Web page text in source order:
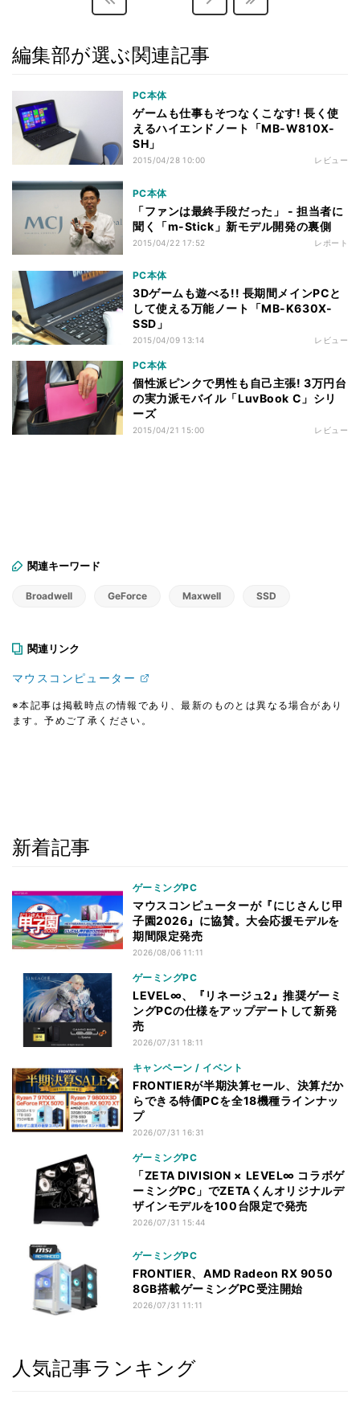
編集部が選ぶ関連記事
PC本体
ゲームも仕事もそつなくこなす! 長く使
えるハイエンドノート「MB-W810X-
SH」
2015/04/28 10:00 レビュー
PC本体
「ファンは最終手段だった」 - 担当者に
聞く「m-Stick」新モデル開発の裏側
2015/04/22 17:52 レポート
PC本体
3Dゲームも遊べる!! 長期間メインPCと
して使える万能ノート「MB-K630X-
SSD」
2015/04/09 13:14 レビュー
PC本体
個性派ピンクで男性も自己主張! 3万円台
の実力派モバイル「LuvBook C」シリ
ーズ
2015/04/21 15:00 レビュー
関連キーワード
Broadwell GeForce Maxwell SSD
関連リンク
マウスコンピューター
※本記事は掲載時点の情報であり、最新のものとは異なる場合があり
ます。予めご了承ください。
新着記事
ゲーミングPC
マウスコンピューターが『にじさんじ甲
子園2026』に協賛。大会応援モデルを
期間限定発売
2026/08/06 11:11
ゲーミングPC
LEVEL∞、『リネージュ2』推奨ゲーミ
ングPCの仕様をアップデートして新発
売
2026/07/31 18:11
キャンペーン / イベント
FRONTIERが半期決算セール、決算だか
らできる特価PCを全18機種ラインナッ
プ
2026/07/31 16:31
ゲーミングPC
「ZETA DIVISION × LEVEL∞ コラボゲ
ーミングPC」でZETAくんオリジナルデ
ザインモデルを100台限定で発売
2026/07/31 15:44
ゲーミングPC
FRONTIER、AMD Radeon RX 9050
8GB搭載ゲーミングPC受注開始
2026/07/31 11:11
人気記事ランキング